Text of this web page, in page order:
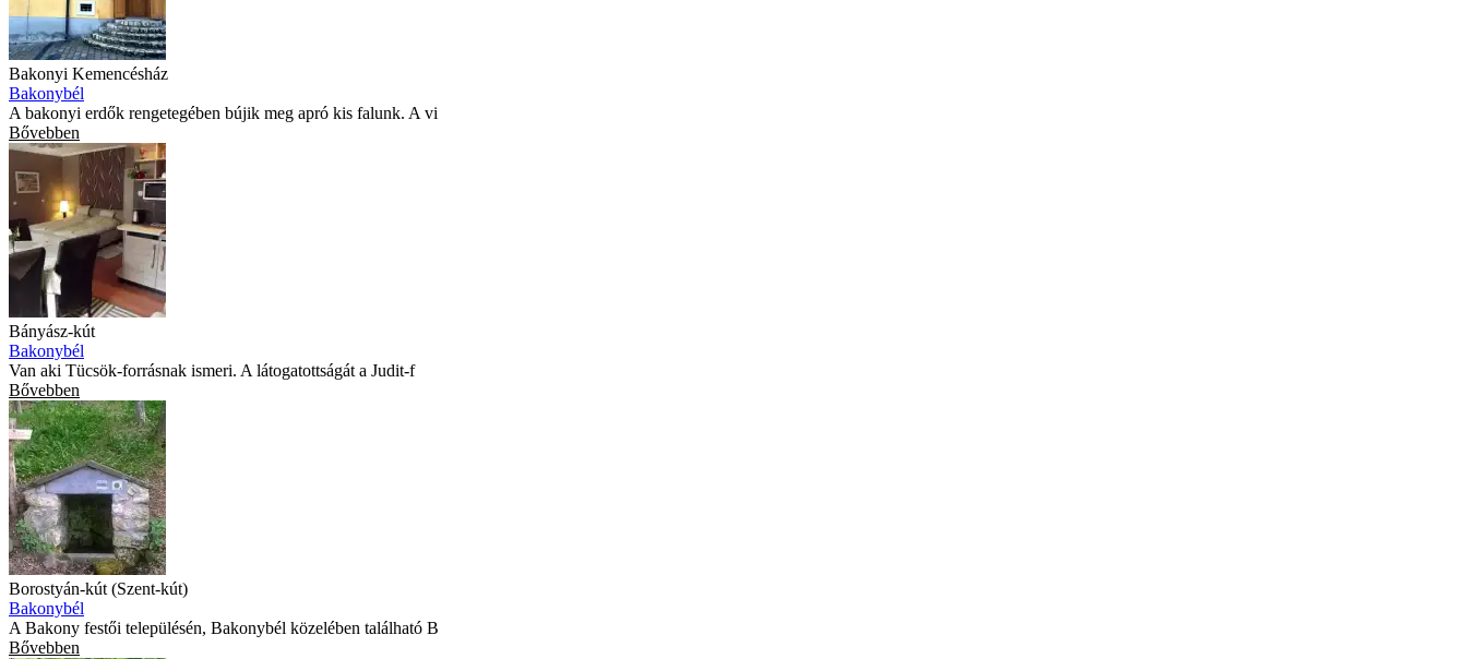
Bakonyi Kemencésház
Bakonybél
A bakonyi erdők rengetegében bújik meg apró kis falunk. A vi
Bővebben
Bányász-kút
Bakonybél
Van aki Tücsök-forrásnak ismeri. A látogatottságát a Judit-f
Bővebben
Borostyán-kút (Szent-kút)
Bakonybél
A Bakony festői településén, Bakonybél közelében található B
Bővebben